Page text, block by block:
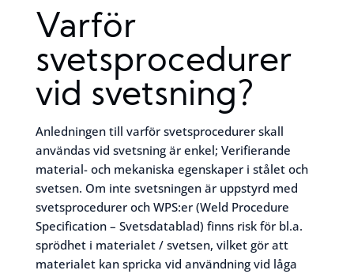
Varför
svetsprocedurer
vid svetsning?
Anledningen till varför svetsprocedurer skall
användas vid svetsning är enkel; Verifierande
material- och mekaniska egenskaper i stålet och
svetsen. Om inte svetsningen är uppstyrd med
svetsprocedurer och WPS:er (Weld Procedure
Specification – Svetsdatablad) finns risk för bl.a.
sprödhet i materialet / svetsen, vilket gör att
materialet kan spricka vid användning vid låga